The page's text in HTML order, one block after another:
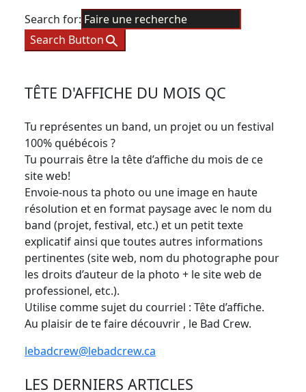
Search for:
Search Button
TÊTE D'AFFICHE DU MOIS QC
Tu représentes un band, un projet ou un festival
100% québécois ?
Tu pourrais être la tête d’affiche du mois de ce
site web!
Envoie-nous ta photo ou une image en haute
résolution et en format paysage avec le nom du
band (projet, festival, etc.) et un petit texte
explicatif ainsi que toutes autres informations
pertinentes (site web, nom du photographe pour
les droits d’auteur de la photo + le site web de
professionel, etc.).
Utilise comme sujet du courriel : Tête d’affiche.
Au plaisir de te faire découvrir , le Bad Crew.
lebadcrew@lebadcrew.ca
LES DERNIERS ARTICLES